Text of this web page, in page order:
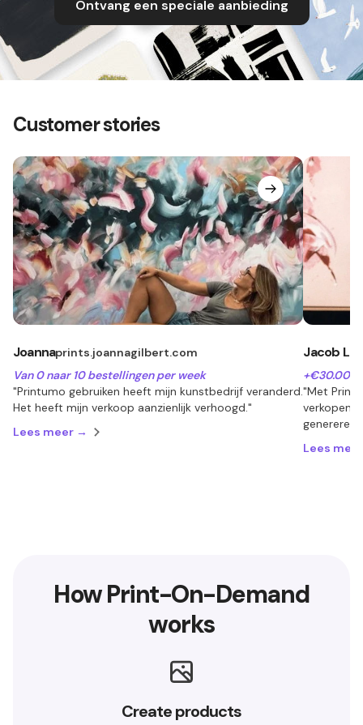
Ontvang een speciale aanbieding
Customer stories
Joannaprints.joannagilbert.com
Van 0 naar 10 bestellingen per week
"Printumo gebruiken heeft mijn kunstbedrijf veranderd.
Het heeft mijn verkoop aanzienlijk verhoogd."
Lees meer →
Jacob
+€30.000
"Met
verkopen
genereren."
Lees
How Print-On-Demand
works
Create products